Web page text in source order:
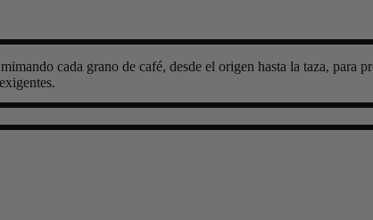
cada grano de café, desde el origen hasta la taza,